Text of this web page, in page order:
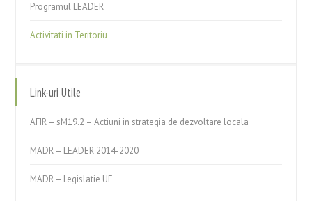
Programul LEADER
Activitati in Teritoriu
Link-uri Utile
AFIR – sM19.2 – Actiuni in strategia de dezvoltare locala
MADR – LEADER 2014-2020
MADR – Legislatie UE